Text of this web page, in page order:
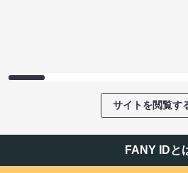
サイトを閲覧す
FANY IDと